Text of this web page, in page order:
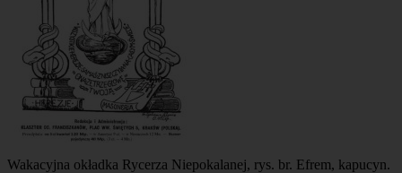
Wakacyjna okładka Rycerza Niepokalanej, rys. br. Efrem, kapucyn.